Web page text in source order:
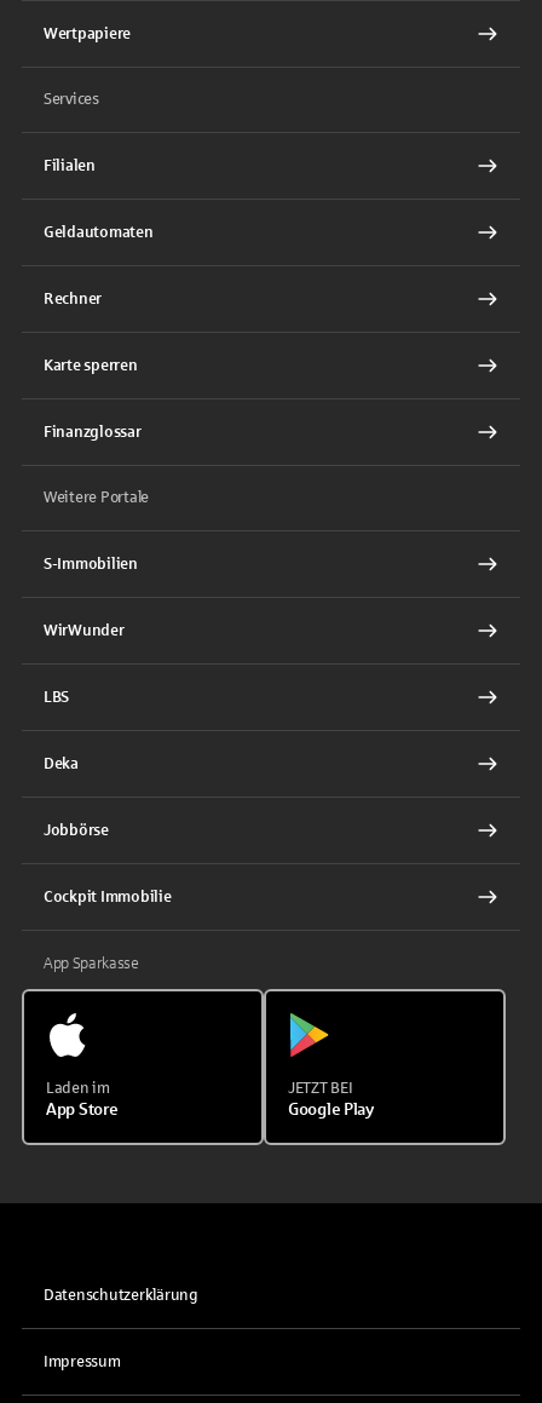
Wertpapiere
Services
Filialen
Geldautomaten
Rechner
Karte sperren
Finanzglossar
Weitere Portale
S-Immobilien
WirWunder
LBS
Deka
Jobbörse
Cockpit Immobilie
App Sparkasse
Laden im
App Store
JETZT BEI
Google Play
Datenschutzerklärung
Impressum